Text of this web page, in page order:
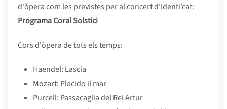
d'òpera com les previstes per al concert d'Identi’cat:
Programa Coral Solstici
Cors d'òpera de tots els temps:
Haendel: Lascia
Mozart: Placido il mar
Purcell: Passacaglia del Rei Artur